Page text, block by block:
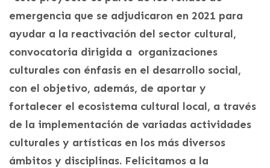
emergencia que se adjudicaron en 2021 para
ayudar a la reactivación del sector cultural,
convocatoria dirigida a organizaciones
culturales con énfasis en el desarrollo social,
con el objetivo, además, de aportar y
fortalecer el ecosistema cultural local, a través
de la implementación de variadas actividades
culturales y artísticas en los más diversos
ámbitos y disciplinas. Felicitamos a la